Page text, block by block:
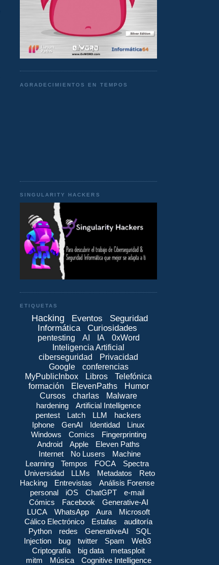
AGRADECIMIENTOS EN TEMPOS
SINGULARITY HACKERS
ETIQUETAS
Hacking Eventos
Seguridad
Informática
Curiosidades
pentesting AI IA
0xWord
Inteligencia Artificial
ciberseguridad
Privacidad
Google
conferencias
MyPublicInbox
Libros
Telefónica
formación
ElevenPaths
Humor
Cursos
charlas
Malware
hardening
Artificial Intelligence
pentest
Latch LLM
hackers
Iphone
GenAI Identidad
Linux
Windows
Comics
Fingerprinting
Android
Apple
Eleven Paths
Internet
No Lusers
Machine
Learning
Tempos FOCA
Spectra
Universidad
LLMs Metadatos
Reto
Hacking
Entrevistas
Análisis Forense
personal
iOS ChatGPT
e-mail
Cómics
Facebook
Generative-AI
LUCA
WhatsApp Aura
Microsoft
Cálico Electrónico
Estafas
auditoría
Python
redes GenerativeAI
SQL
Injection
bug twitter Spam
Web3
Criptografía
big data
metasploit
mitm
Música Cognitive Intelligence